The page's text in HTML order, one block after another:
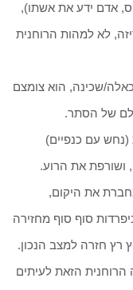
אדם ידע את אשתו),
לא למהות הרוחנית
שכינה, הוא צומצם
של הסתר.
(נחש עם כנפיים)
ושורפת את הרוע.
את היקום,
סוף סוף מחזירה
רץ חזרה למצב הנכון.
הזאת לעיתים